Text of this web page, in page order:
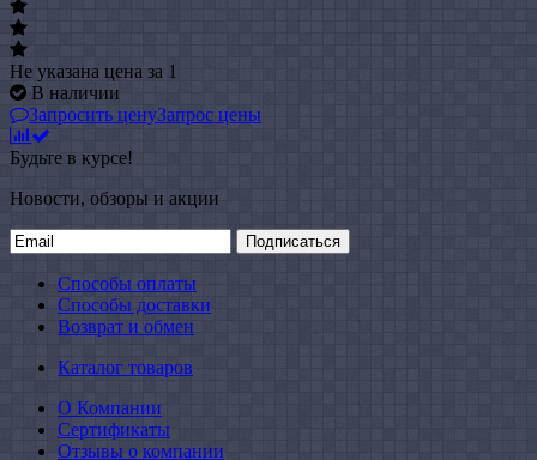
Не указана цена за 1
В наличии
Запросить ценуЗапрос цены
Будьте в курсе!
Новости, обзоры и акции
Подписаться
Способы оплаты
Способы доставки
Возврат и обмен
Каталог товаров
О Компании
Сертификаты
Отзывы о компании